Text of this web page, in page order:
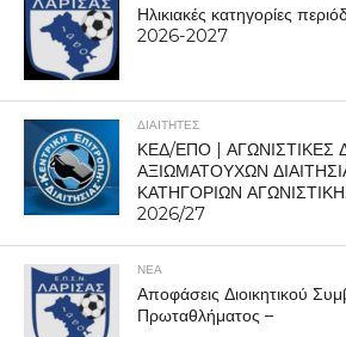
Ηλικιακές κατηγορίες
2026-2027
ΔΙΑΙΤΗΤΕΣ
ΚΕΔ/ΕΠΟ | ΑΓΩΝΙΣΤΙΚΕΣ
ΑΞΙΩΜΑΤΟΥΧΩΝ
ΚΑΤΗΓΟΡΙΩΝ
2026/27
ΝΕΑ
Αποφάσεις Διοικητικού
Πρωταθλήματος –